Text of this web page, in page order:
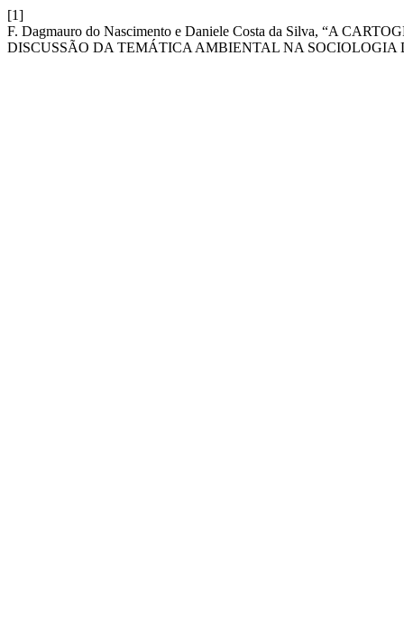
[1]
F. Dagmauro do Nascimento e Daniele Costa da Silva, “A
DISCUSSÃO DA TEMÁTICA AMBIENTAL NA SOCIOLOGIA